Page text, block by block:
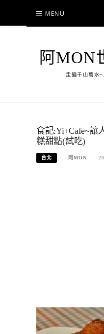
content
MENU
阿MON
走遍千山萬水
食記:Yi+Cafe~讓
糕甜點(試吃)
台北 阿MON